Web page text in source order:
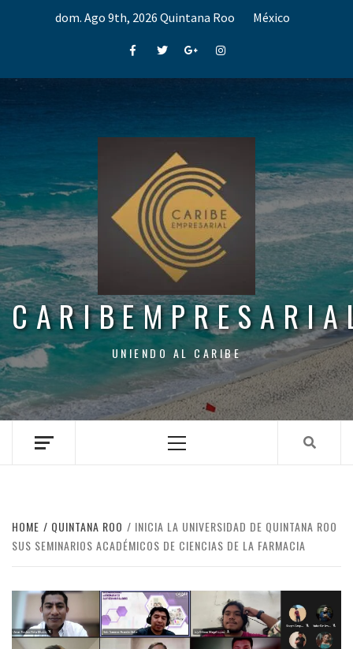
dom. Ago 9th, 2026 Quintana Roo México
FacebookTwitterGoogle+Instagram
UNIENDO AL CARIBE
Menu
HOME QUINTANA ROO
INICIA LA UNIVERSIDAD DE QUINTANA ROO
SUS SEMINARIOS ACADÉMICOS DE CIENCIAS DE LA FARMACIA